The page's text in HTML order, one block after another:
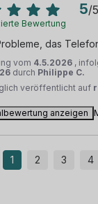
5/5
Bewertung
das
vom 4.5.2026 ,
durch Philippe C.
veröffentlicht auf
anzeigen
1 2 3 4